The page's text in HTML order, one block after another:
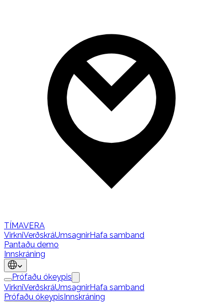
TÍMAVERA
VirkniVerðskráUmsagnirHafa samband
Pantaðu demo
Innskráning
Prófaðu ókeypis
VirkniVerðskráUmsagnirHafa samband
Prófaðu ókeypisInnskráning